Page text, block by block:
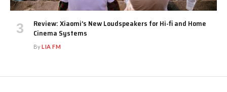
Review: Xiaomi’s New Loudspeakers for Hi-fi and Home
Cinema Systems
ByLIA FM